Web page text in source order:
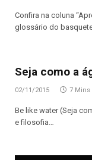
Confira na coluna
glossário do
Seja como a
02/11/2015 7 Mins
Be like water (Seja
e filosofia…